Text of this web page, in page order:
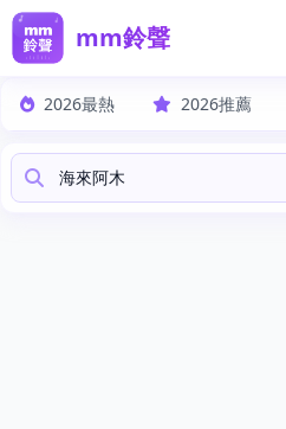
mm鈴聲
2026最熱 2026推薦